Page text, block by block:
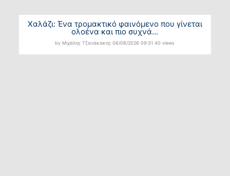
Χαλάζι: Ένα τρομακτικό φαινόμενο που γίνεται
ολοένα και πιο συχνά...
by Μιχάλης Τζανάκακης06/08/2026 09:31 40 views